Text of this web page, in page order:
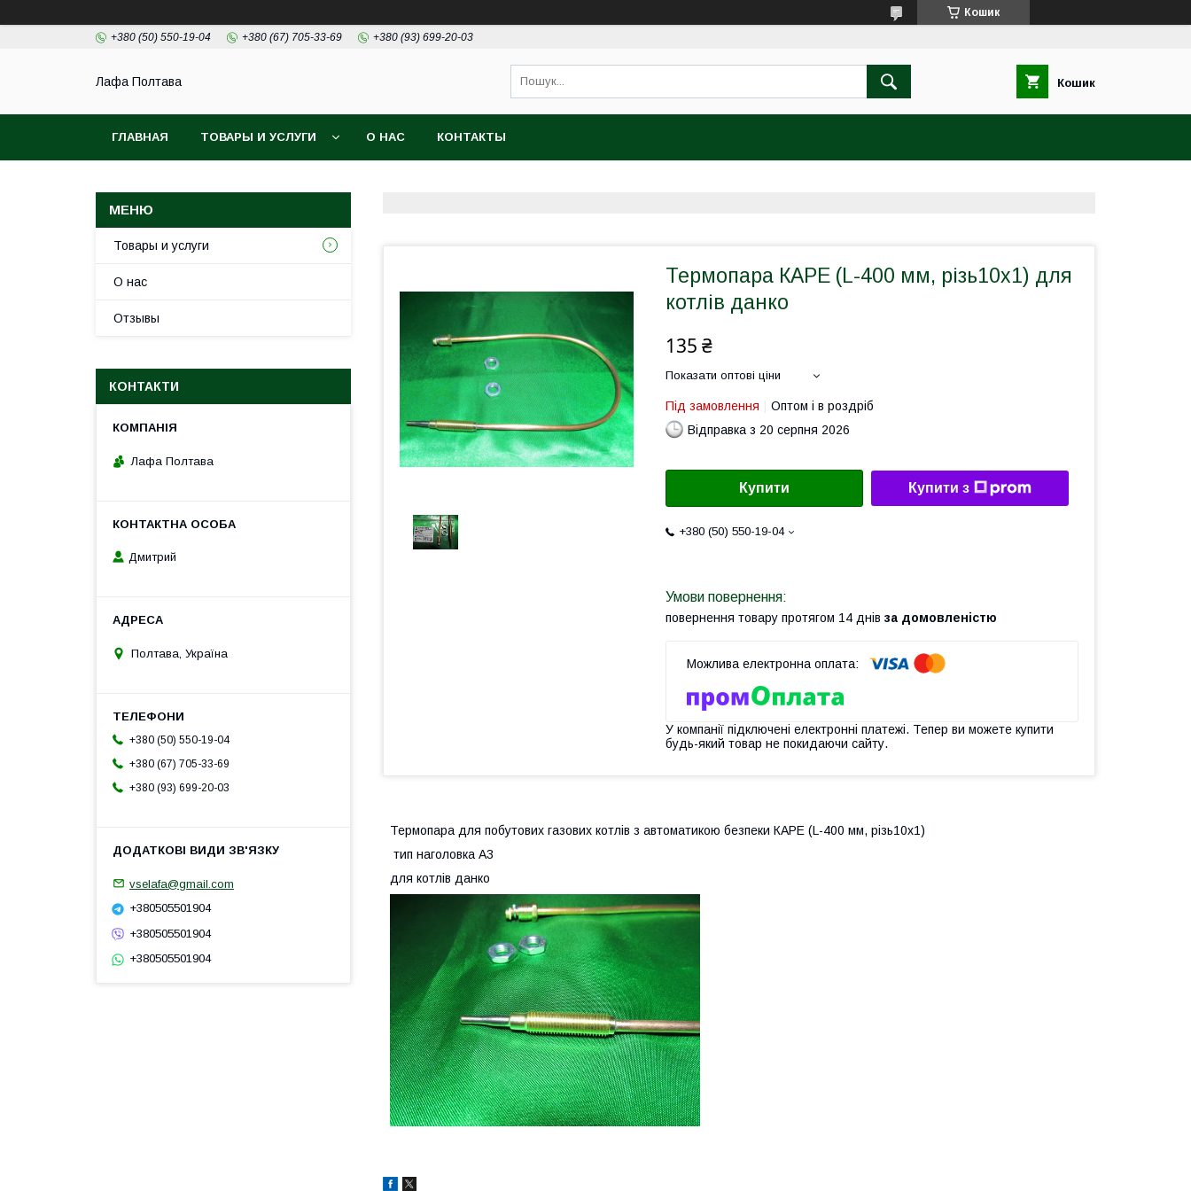
Кошик
+380 (50) 550-19-04 +380 (67) 705-33-69 +380 (93) 699-20-03
Лафа Полтава Кошик
ГЛАВНАЯ ТОВАРЫ И УСЛУГИ О НАС КОНТАКТЫ
Термопара КАРЕ (L-400 мм, різь10х1) для
котлів данко
135 ₴
Показати оптові ціни
Під замовлення
Оптом і в роздріб
Відправка з 20 серпня 2026
Купити Купити з
+380 (50) 550-19-04
повернення товару протягом 14 днів за домовленістю
У компанії підключені електронні платежі. Тепер ви можете купити
будь-який товар не покидаючи сайту.
Термопара для побутових газових котлів з автоматикою безпеки КАРЕ (L-400 мм, різь10х1)
тип наголовка А3
для котлів данко
Товары и услуги
О нас
Отзывы
КОНТАКТИ
Лафа Полтава
Дмитрий
Полтава, Україна
+380 (50) 550-19-04
+380 (67) 705-33-69
+380 (93) 699-20-03
vselafa@gmail.com
+380505501904
+380505501904
+380505501904